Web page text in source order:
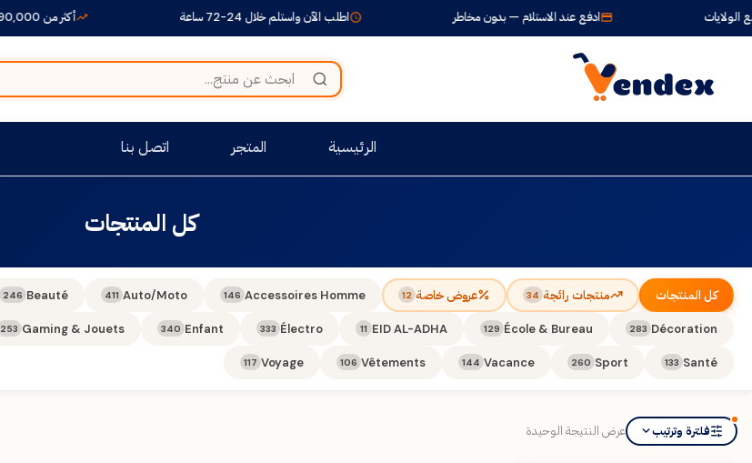
أكثر من 90,000 طلب اطلب الآن واستلم خلال 24-72 ساعة ادفع عند الاستلام — بدون مخاطر
الرئيسية المتجر اتصل بنا
كل المنتجات
كل المنتجات منتجات رائجة 34 عروض خاصة 12
Accessoires Homme
146
Auto/Moto
411
Beauté
246
Décoration
283
École & Bureau
129
EID AL-ADHA
11
Électro
333
Enfant
340
Gaming & Jouets
253
Santé
133
Sport
260
Vacance
144
Vêtements
106
Voyage
117
فلترة وترتيب عرض النتيجة الوحيدة